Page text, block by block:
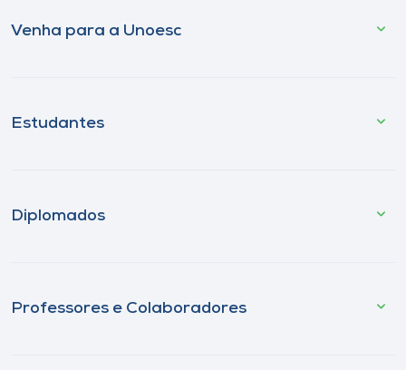
Venha para a Unoesc
Estudantes
Diplomados
Professores e Colaboradores